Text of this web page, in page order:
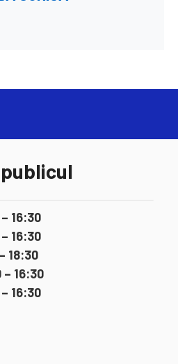
16:30
16:30
18:30
– 16:30
16:30